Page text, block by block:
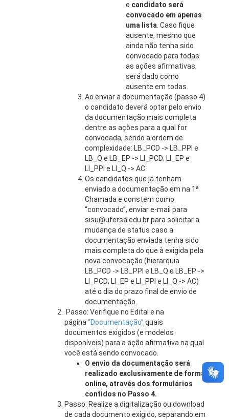
o candidato será
convocado em apenas
uma lista . Caso fique
ausente, mesmo que
ainda não tenha sido
convocado para todas
as ações afirmativas,
será dado como
ausente em todas.
Ao enviar a documentação (passo 4)
o candidato deverá optar pelo envio
da documentação mais completa
dentre as ações para a qual for
convocada, sendo a ordem de
complexidade: LB_PCD -> LB_PPI e
LB_Q e LB_EP -> LI_PCD; LI_EP e
LI_PPI e LI_Q -> AC
Os candidatos que já tenham
enviado a documentação em na 1ª
Chamada e constem como
“convocado”, enviar e-mail para
sisu@ufersa.edu.br para solicitar a
mudança de status caso a
documentação enviada tenha sido
mais completa do que à exigida pela
nova convocação (hierarquia
LB_PCD -> LB_PPI e LB_Q e LB_EP ->
LI_PCD; LI_EP e LI_PPI e LI_Q -> AC)
até o dia do prazo final de envio de
documentação.
Passo: Verifique no Edital e na
página “Documentação” quais
documentos exigidos (e modelos
disponíveis) para a ação afirmativa na qual
você está sendo convocado.
O envio da documentação será
realizado exclusivamente de forma
online, através dos formulários
contidos no Passo 4.
Passo: Realize a digitalização ou download
de cada documento exigido, separando em